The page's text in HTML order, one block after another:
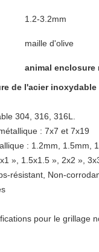
1.2-3.2mm
maille d'olive
animal enclosure
de l'acier
304, 316, 316L.
: 7x7 et 7x19
: 1.2mm, 1.5mm,
», 1.5x1.5 », 2x2 »,
résistant, Non-
pour le grillage